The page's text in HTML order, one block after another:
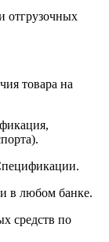
отгрузочных
товара на
в любом банке.
средств по